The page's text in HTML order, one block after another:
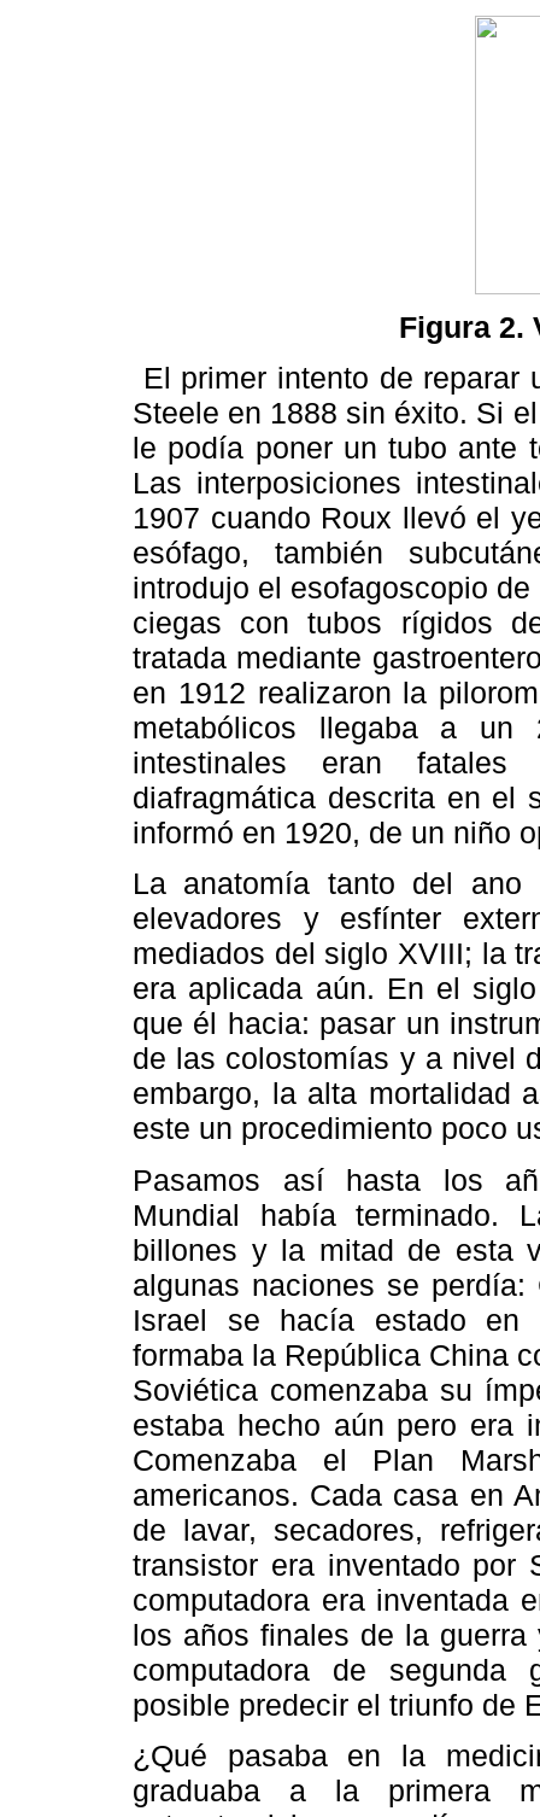
Figura 2.
El primer intento de reparar
Steele en 1888 sin éxito. Si
le podía poner un tubo ante
Las interposiciones
1907 cuando Roux llevó el
esófago, también
introdujo el esofagoscopio
ciegas con tubos rígidos
tratada mediante
en 1912 realizaron la
metabólicos llegaba a
intestinales eran
diafragmática descrita en el
informó en 1920, de un niño
La anatomía tanto del ano
elevadores y esfínter
mediados del siglo XVIII; la
era aplicada aún. En el
que él hacia: pasar un
de las colostomías y a nivel
embargo, la alta mortalidad
este un procedimiento poco
Pasamos así hasta los
Mundial había terminado.
billones y la mitad de esta
algunas naciones se
Israel se hacía estado en
formaba la República China
Soviética comenzaba su
estaba hecho aún pero era
Comenzaba el Plan
americanos. Cada casa en
de lavar, secadores,
transistor era inventado por
computadora era inventada
los años finales de la
computadora de segunda
posible predecir el triunfo de
¿Qué pasaba en la
graduaba a la primera